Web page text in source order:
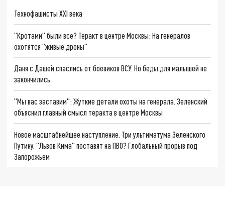
Технофашисты XXI века
"Кротами" были все? Теракт в центре Москвы: На генералов
охотятся "живые дроны"
Даня с Дашей спаслись от боевиков ВСУ. Но беды для малышей не
закончились
"Мы вас заставим": Жуткие детали охоты на генерала. Зеленский
объяснил главный смысл теракта в центре Москвы
Новое масштабнейшее наступление. Три ультиматума Зеленского
Путину. "Львов Кима" поставят на ПВО? Глобальный прорыв под
Запорожьем